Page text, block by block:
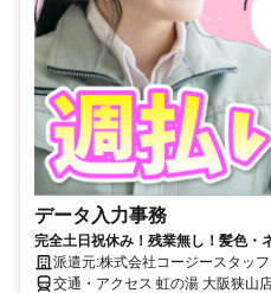
データ入力事務
完全土日祝休み！残業無し！髪色・
派遣元:株式会社コージースタッ
交通・アクセス 虹の湯 大阪狭山